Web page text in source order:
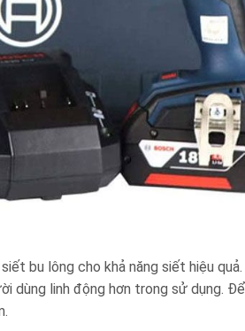
bu lông cho khả năng siết hiệu
dùng linh động hơn trong sử dụng.